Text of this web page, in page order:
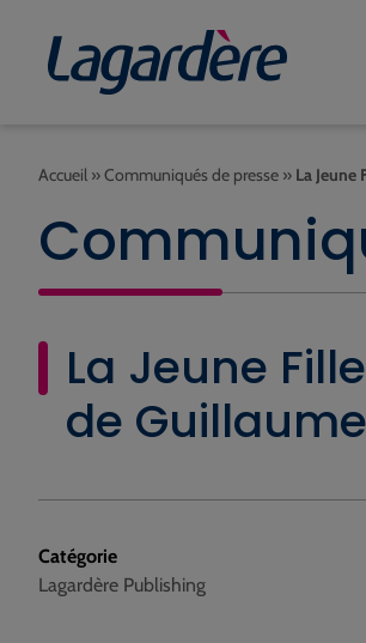
Accueil »Communiqués de presse » La
La Jeune
de
Catégorie
Lagardère Publishing